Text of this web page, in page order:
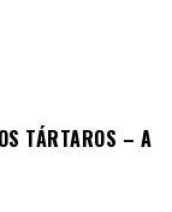
TÁRTAROS – A